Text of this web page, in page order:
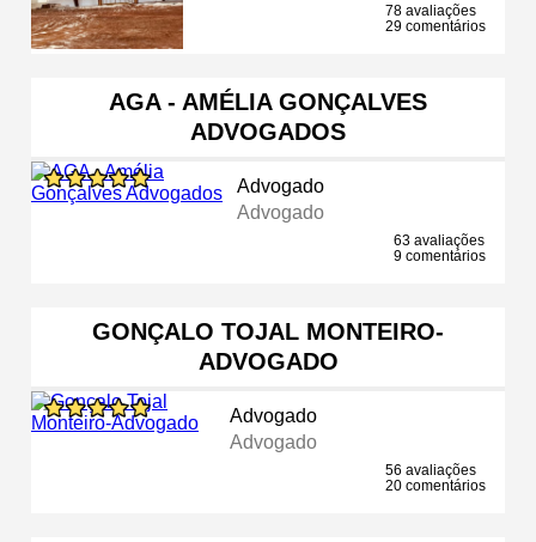
78 avaliações
29 comentários
AGA - AMÉLIA GONÇALVES
ADVOGADOS
Advogado
Advogado
63 avaliações
9 comentários
GONÇALO TOJAL MONTEIRO-
ADVOGADO
Advogado
Advogado
56 avaliações
20 comentários